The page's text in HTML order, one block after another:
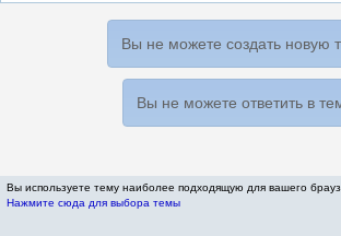
Вы не можете создать новую
Вы не можете ответить в
Вы используете тему наиболее подходящую для вашего
Нажмите сюда для выбора темы